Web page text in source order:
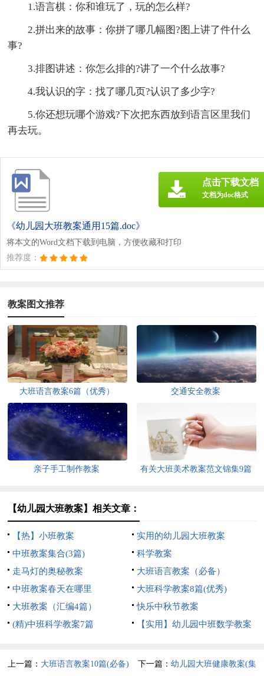
1.语言棋：你和谁玩了，玩的怎么样?
2.拼出来的故事：你拼了哪几幅图?图上讲了件什么
事?
3.排图讲述：你怎么排的?讲了一个什么故事?
4.我认识的字：找了哪几页?认识了多少字?
5.你还想玩哪个游戏?下次把东西放到语言区里我们
再去玩。
《幼儿园大班教案通用15篇.doc》
将本文的Word文档下载到电脑，方便收藏和打印
推荐度：
点击下载文档
文档为doc格式
教案图文推荐
大班语言教案6篇（优秀） 交通安全教案
亲子手工制作教案 有关大班美术教案范文锦集9篇
【幼儿园大班教案】相关文章：
【热】小班教案
实用的幼儿园大班教案
中班教案集合(3篇)
科学教案
走马灯的奥秘教案
大班语言教案（必备）
中班教案春天在哪里
大班科学教案8篇(优秀)
大班教案（汇编4篇）
快乐中秋节教案
(精)中班科学教案7篇
【实用】幼儿园中班数学教案
上一篇： 大班语言教案10篇(必备) 下一篇： 幼儿园大班健康教案(集